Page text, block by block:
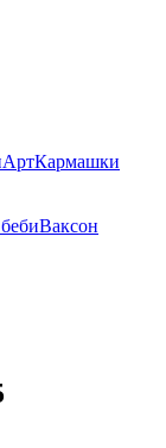
Кармашки
Ваксон